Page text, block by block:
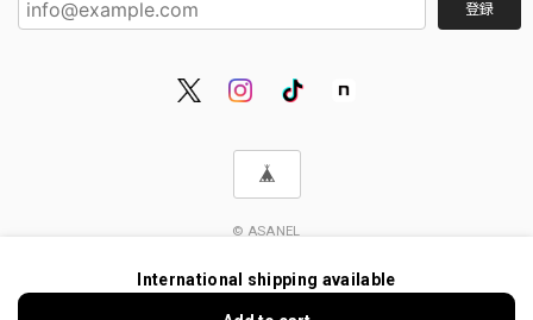
登録
© ASANEL
International shipping available